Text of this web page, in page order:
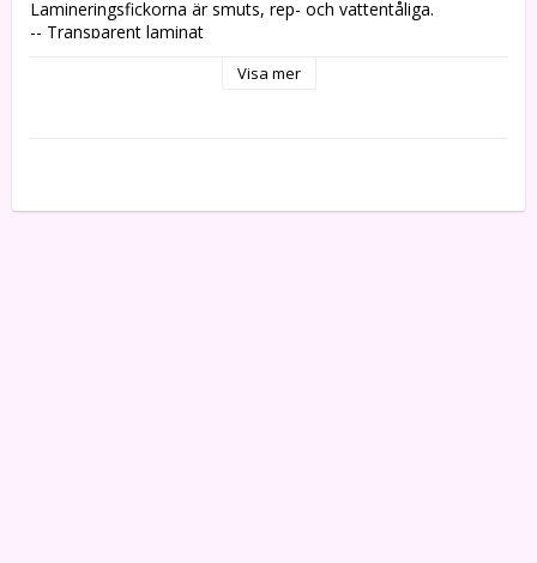
Lamineringsfickorna är smuts, rep- och vattentåliga.
-- Transparent laminat
-- Finns i flera storlekar och ytor
Visa mer